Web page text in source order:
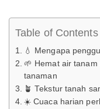
Table of Contents
💧 Mengapa
🌱 Hemat air
tanaman
🪴 Tekstur tanah
☀️ Cuaca harian